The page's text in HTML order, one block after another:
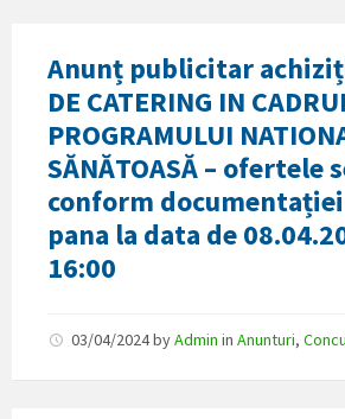
Anunț publicitar
DE CATERING IN
PROGRAMULUI
SĂNĂTOASĂ – ofertele
conform
pana la data de
16:00
03/04/2024byAdmin in Anunturi,